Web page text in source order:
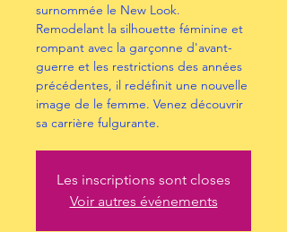
surnommée le New Look.
Remodelant la silhouette féminine et
rompant avec la garçonne d'avant-
guerre et les restrictions des années
précédentes, il redéfinit une nouvelle
image de le femme. Venez découvrir
sa carrière fulgurante.
Les inscriptions sont closes
Voir autres événements